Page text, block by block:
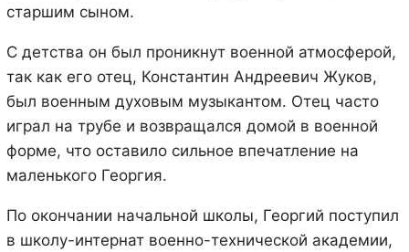
старшим сыном.
С детства он был проникнут военной атмосферой,
так как его отец, Константин Андреевич Жуков,
был военным духовым музыкантом. Отец часто
играл на трубе и возвращался домой в военной
форме, что оставило сильное впечатление на
маленького Георгия.
По окончании начальной школы, Георгий поступил
в школу-интернат военно-технической академии,